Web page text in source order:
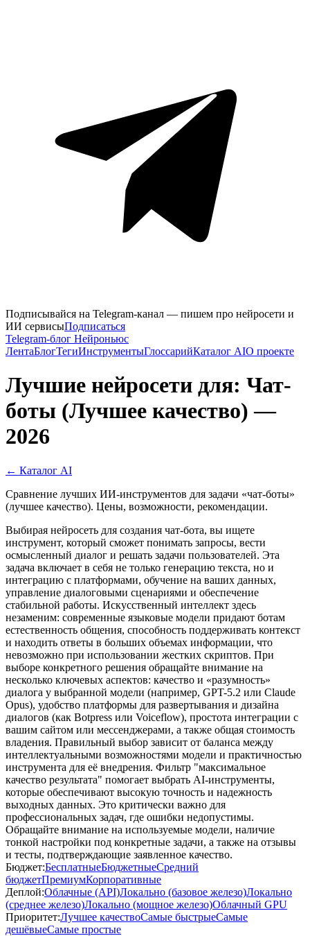
Подписывайся на Telegram-канал — пишем про нейросети и
ИИ сервисыПодписаться
Telegram-блог Нейроньюс
ЛентаБлогТегиИнструментыГлоссарийКаталог AIО проекте
Лучшие нейросети для: Чат-
боты (Лучшее качество) —
2026
← Каталог AI
Сравнение лучших ИИ-инструментов для задачи «чат-боты»
(лучшее качество). Цены, возможности, рекомендации.
Выбирая нейросеть для создания чат-бота, вы ищете
инструмент, который сможет понимать запросы, вести
осмысленный диалог и решать задачи пользователей. Эта
задача включает в себя не только генерацию текста, но и
интеграцию с платформами, обучение на ваших данных,
управление диалоговыми сценариями и обеспечение
стабильной работы. Искусственный интеллект здесь
незаменим: современные языковые модели придают ботам
естественность общения, способность поддерживать контекст
и находить ответы в больших объемах информации, что
невозможно при использовании жестких скриптов. При
выборе конкретного решения обращайте внимание на
несколько ключевых аспектов: качество и «разумность»
диалога у выбранной модели (например, GPT-5.2 или Claude
Opus), удобство платформы для развертывания и дизайна
диалогов (как Botpress или Voiceflow), простота интеграции с
вашим сайтом или мессенджерами, а также общая стоимость
владения. Правильный выбор зависит от баланса между
интеллектуальными возможностями модели и практичностью
инструмента для её внедрения. Фильтр "максимальное
качество результата" помогает выбрать AI-инструменты,
которые обеспечивают высокую точность и надежность
выходных данных. Это критически важно для
профессиональных задач, где ошибки недопустимы.
Обращайте внимание на используемые модели, наличие
тонкой настройки под конкретные задачи, а также на отзывы
и тесты, подтверждающие заявленное качество.
Бюджет:БесплатныеБюджетныеСредний
бюджетПремиумКорпоративные
Деплой:Облачные (API)Локально (базовое железо)Локально
(среднее железо)Локально (мощное железо)Облачный GPU
Приоритет:Лучшее качествоСамые быстрыеСамые
дешёвыеСамые простые